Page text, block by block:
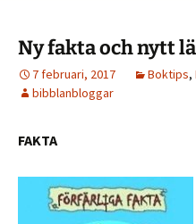
Ny fakta och nytt
7 februari, 2017 Boktips,
bibblanbloggar
FAKTA